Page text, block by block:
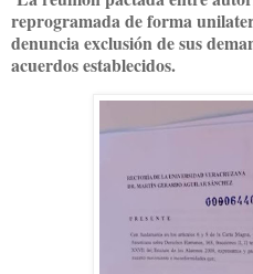
reprogramada de forma
denuncia exclusión de sus
acuerdos establecidos.